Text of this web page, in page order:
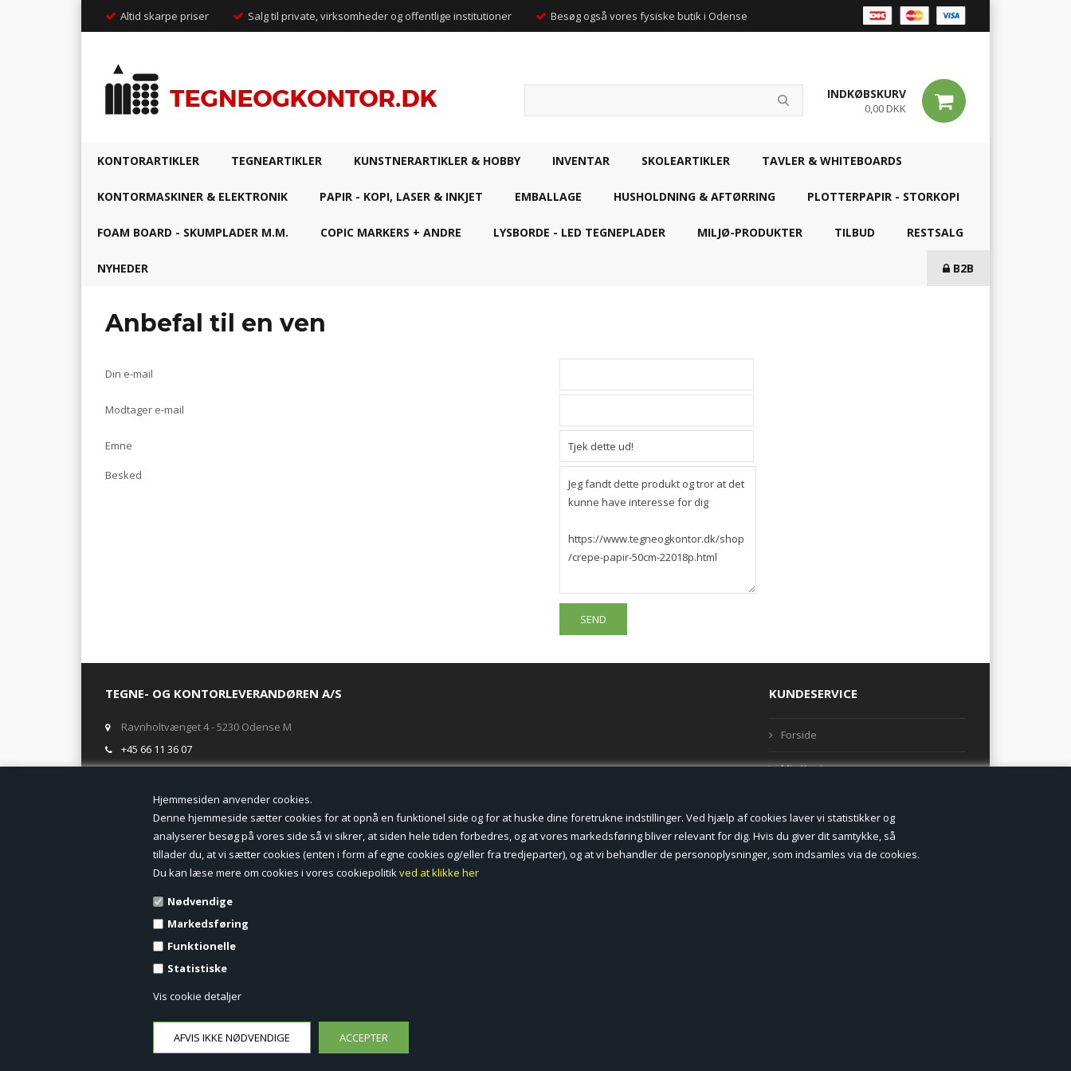
Hjemmesiden anvender cookies.
Denne hjemmeside sætter cookies for at opnå en funktionel side og for at huske dine foretrukne indstillinger. Ved hjælp af cookies laver vi statistikker og
analyserer besøg på vores side så vi sikrer, at siden hele tiden forbedres, og at vores markedsføring bliver relevant for dig. Hvis du giver dit samtykke, så
tillader du, at vi sætter cookies (enten i form af egne cookies og/eller fra tredjeparter), og at vi behandler de personoplysninger, som indsamles via de cookies.
Du kan læse mere om cookies i vores cookiepolitikved at klikke her
Nødvendige
Markedsføring
Funktionelle
Statistiske
Vis cookie detaljer
Altid skarpe priser Salg til private, virksomheder og offentlige institutioner Besøg også vores fysiske butik i Odense
INDKØBSKURV
0,00 DKK
KONTORARTIKLER TEGNEARTIKLER KUNSTNERARTIKLER & HOBBY INVENTAR SKOLEARTIKLER TAVLER & WHITEBOARDS
KONTORMASKINER & ELEKTRONIK PAPIR - KOPI, LASER & INKJET EMBALLAGE HUSHOLDNING & AFTØRRING PLOTTERPAPIR - STORKOPI
FOAM BOARD - SKUMPLADER M.M. COPIC MARKERS + ANDRE LYSBORDE - LED TEGNEPLADER MILJØ-PRODUKTER TILBUD RESTSALG
NYHEDER B2B
Anbefal til en ven
Din e-mail
Modtager e-mail
Emne
Besked
TEGNE- OG KONTORLEVERANDØREN A/S
Ravnholtvænget 4 - 5230 Odense M
+45 66 11 36 07
ÅBNINGSTIDER I BUTIKKEN
Mandag-Fredag: 8.00 - 17.00
Ring gerne for lagerstatus inden besøg i butikken
KUNDESERVICE
Forside
Min Konto
Vilkår og betingelser